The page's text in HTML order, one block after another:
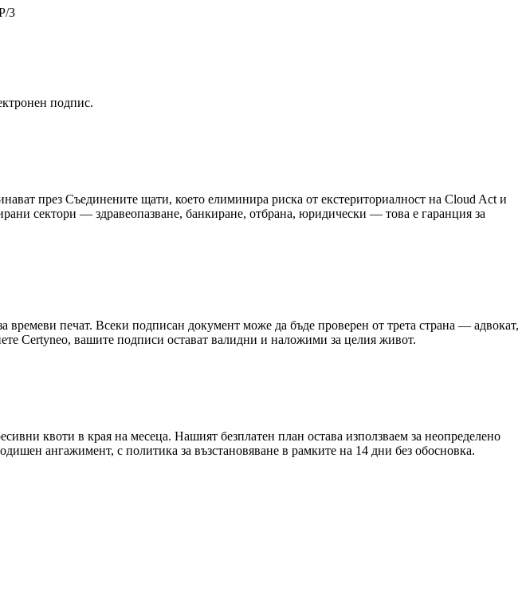
3
подпис.
през Съединените щати, което елиминира риска от екстериториалност на Cloud Act и
сектори — здравеопазване, банкиране, отбрана, юридически — това е гаранция за
печат. Всеки подписан документ може да бъде проверен от трета страна — адвокат,
Certyneo, вашите подписи остават валидни и наложими за целия живот.
квоти в края на месеца. Нашият безплатен план остава използваем за неопределено
ангажимент, с политика за възстановяване в рамките на 14 дни без обосновка.